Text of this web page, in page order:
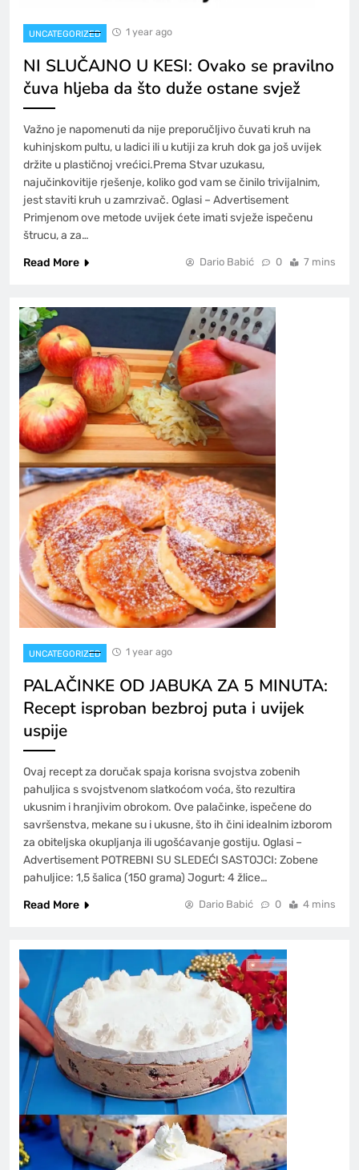
UNCATEGORIZED 1 year ago
NI SLUČAJNO U KESI: Ovako se pravilno
čuva hljeba da što duže ostane svjež
Važno je napomenuti da nije preporučljivo čuvati kruh na
kuhinjskom pultu, u ladici ili u kutiji za kruh dok ga još uvijek
držite u plastičnoj vrećici.Prema Stvar uzukasu,
najučinkovitije rješenje, koliko god vam se činilo trivijalnim,
jest staviti kruh u zamrzivač. Oglasi – Advertisement
Primjenom ove metode uvijek ćete imati svježe ispečenu
štrucu, a za…
Read More
Dario Babić 0 7 mins
UNCATEGORIZED 1 year ago
PALAČINKE OD JABUKA ZA 5 MINUTA:
Recept isproban bezbroj puta i uvijek
uspije
Ovaj recept za doručak spaja korisna svojstva zobenih
pahuljica s svojstvenom slatkoćom voća, što rezultira
ukusnim i hranjivim obrokom. Ove palačinke, ispečene do
savršenstva, mekane su i ukusne, što ih čini idealnim izborom
za obiteljska okupljanja ili ugošćavanje gostiju. Oglasi –
Advertisement POTREBNI SU SLEDEĆI SASTOJCI: Zobene
pahuljice: 1,5 šalica (150 grama) Jogurt: 4 žlice…
Read More
Dario Babić 0 4 mins